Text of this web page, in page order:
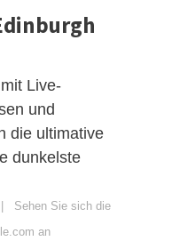
Live-
und
die ultimative
dunkelste
Sehen Sie sich die
an